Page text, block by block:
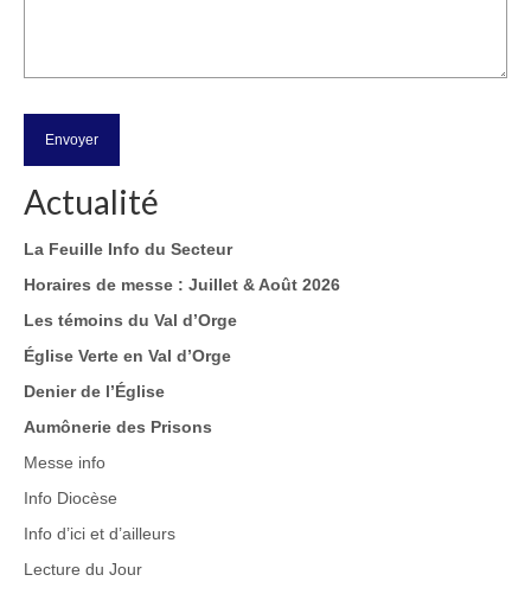
Actualité
La Feuille Info du Secteur
Horaires de messe : Juillet & Août 2026
Les témoins du Val d’Orge
Église Verte en Val d’Orge
Denier de l’Église
Aumônerie des Prisons
Messe info
Info Diocèse
Info d’ici et d’ailleurs
Lecture du Jour